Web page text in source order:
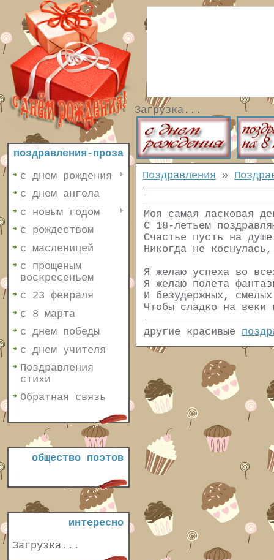
поздравления-проза
с днем рождения
с днем ангела
с новым годом
с рождеством
с масленицей
с прощеным
воскресеньем
с 23 февраля
с 8 марта
с днем победы
с днем учителя
Поздравления
стихи
Обратная связь
общество поэтов
интересно
Загрузка...
Загрузка...
Поздравления »
Моя самая ласковая
С 18-летьем
Счастье пусть на
Никогда не
Я желаю успеха во
Я желаю полета
И безудержных,
Чтобы сладко на
другие красивые